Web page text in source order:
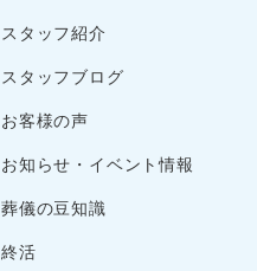
スタッフ紹介
スタッフブログ
お客様の声
お知らせ・イベント情報
葬儀の豆知識
終活